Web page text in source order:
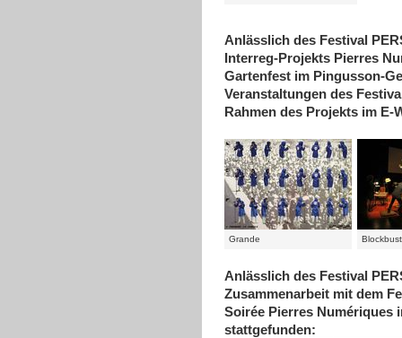
Anlässlich des Festival
Interreg-Projekts Pierres
Gartenfest im Pingusson-
Veranstaltungen des
Rahmen des Projekts im
Grande
Anlässlich des Festival
Zusammenarbeit mit dem
Soirée Pierres Numériques
stattgefunden: